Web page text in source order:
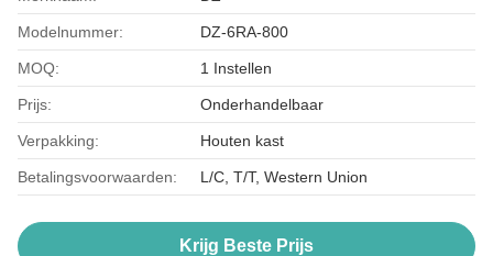
Modelnummer: DZ-6RA-800
MOQ: 1 Instellen
Prijs: Onderhandelbaar
Verpakking: Houten kast
Betalingsvoorwaarden: L/C, T/T, Western Union
Krijg Beste Prijs